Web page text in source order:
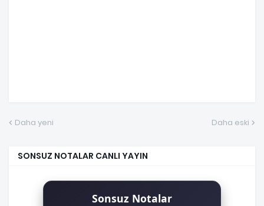
Daha yeni Daha eski
SONSUZ NOTALAR CANLI YAYIN
Sonsuz Notalar